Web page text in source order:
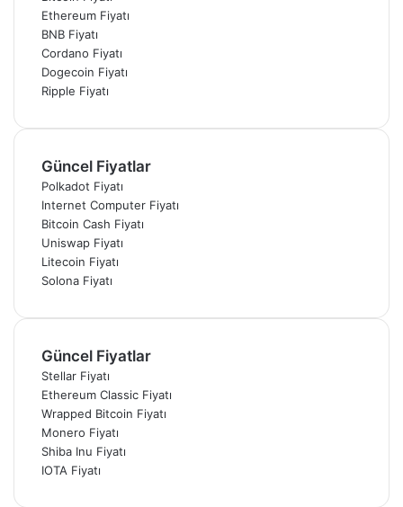
Ethereum Fiyatı
BNB Fiyatı
Cordano Fiyatı
Dogecoin Fiyatı
Ripple Fiyatı
Güncel Fiyatlar
Polkadot Fiyatı
Internet Computer Fiyatı
Bitcoin Cash Fiyatı
Uniswap Fiyatı
Litecoin Fiyatı
Solona Fiyatı
Güncel Fiyatlar
Stellar Fiyatı
Ethereum Classic Fiyatı
Wrapped Bitcoin Fiyatı
Monero Fiyatı
Shiba Inu Fiyatı
IOTA Fiyatı